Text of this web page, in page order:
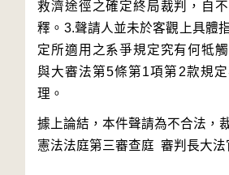
救濟途徑之確定終局裁判，自
釋。3.聲請人並未於客觀上具體
定所適用之系爭規定究有何牴
與大審法第5條第1項第2款規
憲法法庭第三審查庭 審判長大法